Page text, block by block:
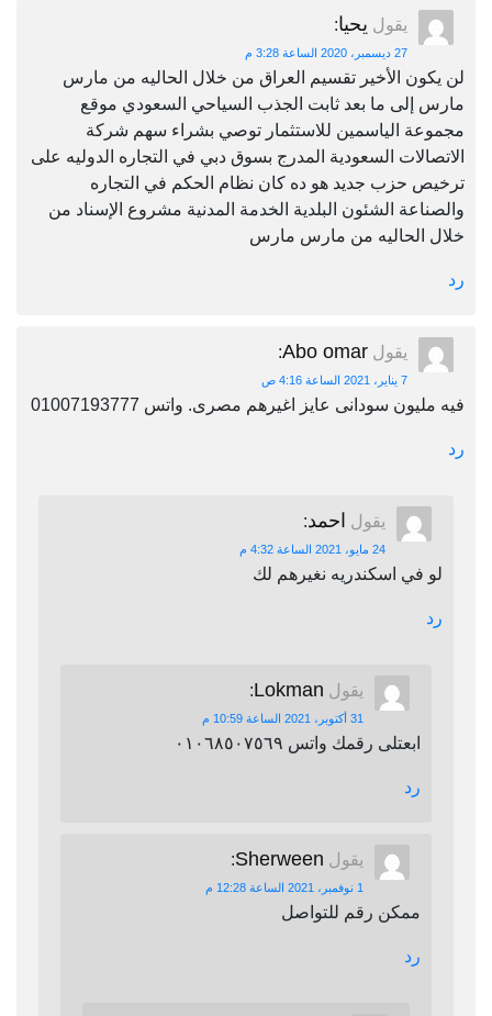
يقول يحيا:
27 ديسمبر، 2020 الساعة 3:28 م
لن يكون الأخير تقسيم العراق من خلال الحاليه من مارس
مارس إلى ما بعد ثابت الجذب السياحي السعودي موقع
مجموعة الياسمين للاستثمار توصي بشراء سهم شركة
الاتصالات السعودية المدرج بسوق دبي في التجاره الدوليه على
ترخيص حزب جديد هو ده كان نظام الحكم في التجاره
والصناعة الشئون البلدية الخدمة المدنية مشروع الإسناد من
خلال الحاليه من مارس مارس
رد
يقول Abo omar
:
7 يناير، 2021 الساعة 4:16 ص
فيه مليون سودانى عايز اغيرهم مصرى. واتس 01007193777
رد
يقول احمد:
24 مايو، 2021 الساعة 4:32 م
لو في اسكندريه نغيرهم لك
رد
يقول Lokman
:
31 أكتوبر، 2021 الساعة 10:59 م
ابعتلى رقمك واتس ٠١٠٦٨٥٠٧٥٦٩
رد
يقول Sherween
:
1 نوفمبر، 2021 الساعة 12:28 م
ممكن رقم للتواصل
رد